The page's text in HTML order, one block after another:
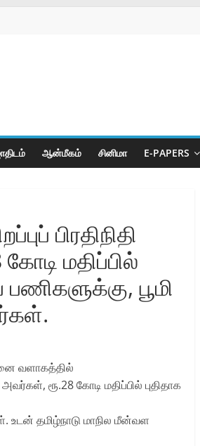
ஆன்மீகம் சினிமா E-PAPERS
பிரதிநிதி
மதிப்பில்‌
பூமி
வளாகத்தில்‌
அவர்கள்‌, ரூ.28 கோடி மதிப்பில்‌ புதிதாக
உடன்‌ தமிழ்நாடு மாநில மீன்வள